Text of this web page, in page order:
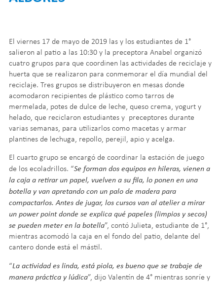
El viernes 17 de mayo de 2019 las y los estudiantes de 1°
salieron al patio a las 10:30 y la preceptora Anabel organizó
cuatro grupos para que coordinen las actividades de reciclaje y
huerta que se realizaron para conmemorar el día mundial del
reciclaje. Tres grupos se distribuyeron en mesas donde
acomodaron recipientes de plástico como tarros de
mermelada, potes de dulce de leche, queso crema, yogurt y
helado, que reciclaron estudiantes y preceptores durante
varias semanas, para utilizarlos como macetas y armar
plantines de lechuga, repollo, perejil, apio y acelga.
El cuarto grupo se encargó de coordinar la estación de juego
de los ecoladrillos. “Se forman dos equipos en hileras, vienen a
la caja a retirar un papel, vuelven a su fila, lo ponen en una
botella y van apretando con un palo de madera para
compactarlos. Antes de jugar, los cursos van al atelier a mirar
un power point donde se explica qué papeles (limpios y secos)
se pueden meter en la botella”, contó Julieta, estudiante de 1°,
mientras acomodó la caja en el fondo del patio, delante del
cantero donde está el mástil.
“La actividad es linda, está piola, es bueno que se trabaje de
manera práctica y lúdica”, dijo Valentín de 4° mientras sonríe y